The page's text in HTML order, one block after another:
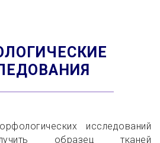
исследований
образец тканей